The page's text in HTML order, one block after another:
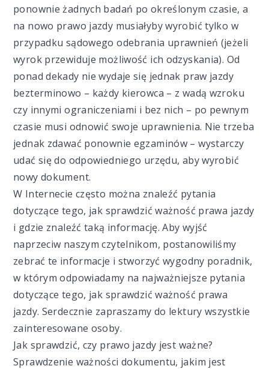
ponownie żadnych badań po określonym czasie, a
na nowo prawo jazdy musiałyby wyrobić tylko w
przypadku sądowego odebrania uprawnień (jeżeli
wyrok przewiduje możliwość ich odzyskania). Od
ponad dekady nie wydaje się jednak praw jazdy
bezterminowo – każdy kierowca – z wadą wzroku
czy innymi ograniczeniami i bez nich – po pewnym
czasie musi odnowić swoje uprawnienia. Nie trzeba
jednak zdawać ponownie egzaminów – wystarczy
udać się do odpowiedniego urzędu, aby wyrobić
nowy dokument.
W Internecie często można znaleźć pytania
dotyczące tego, jak sprawdzić ważność prawa jazdy
i gdzie znaleźć taką informację. Aby wyjść
naprzeciw naszym czytelnikom, postanowiliśmy
zebrać te informacje i stworzyć wygodny poradnik,
w którym odpowiadamy na najważniejsze pytania
dotyczące tego, jak sprawdzić ważność prawa
jazdy. Serdecznie zapraszamy do lektury wszystkie
zainteresowane osoby.
Jak sprawdzić, czy prawo jazdy jest ważne?
Sprawdzenie ważności dokumentu, jakim jest